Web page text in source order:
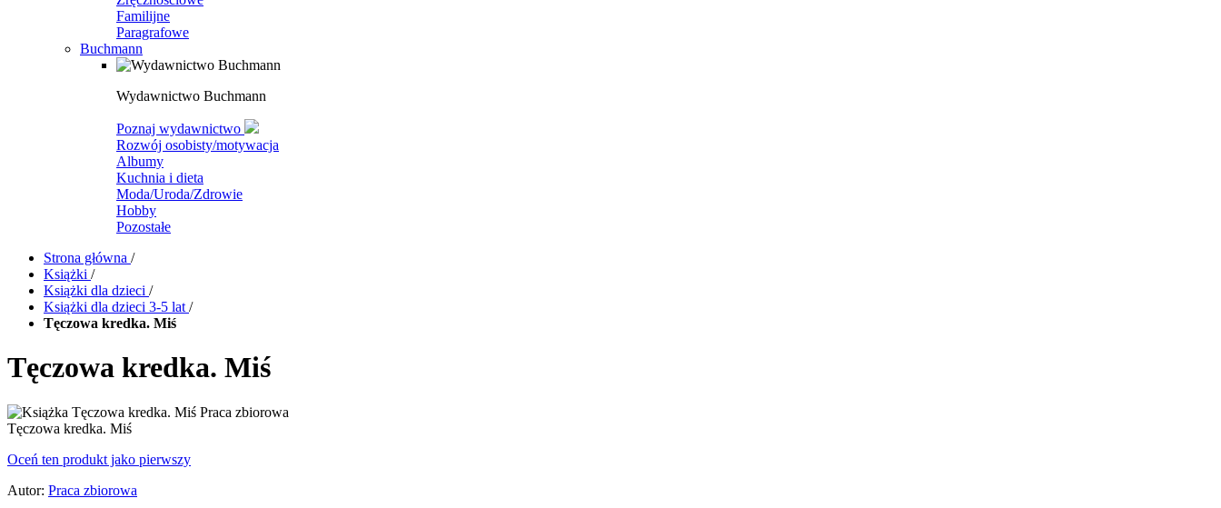
Familijne
Paragrafowe
Buchmann
Wydawnictwo Buchmann
Poznaj wydawnictwo
Rozwój osobisty/motywacja
Albumy
Kuchnia i dieta
Moda/Uroda/Zdrowie
Hobby
Pozostałe
Strona główna /
Książki /
Książki dla dzieci /
Książki dla dzieci 3-5 lat /
Tęczowa kredka. Miś
Tęczowa kredka. Miś
Tęczowa kredka. Miś
Oceń ten produkt jako pierwszy
Autor: Praca zbiorowa